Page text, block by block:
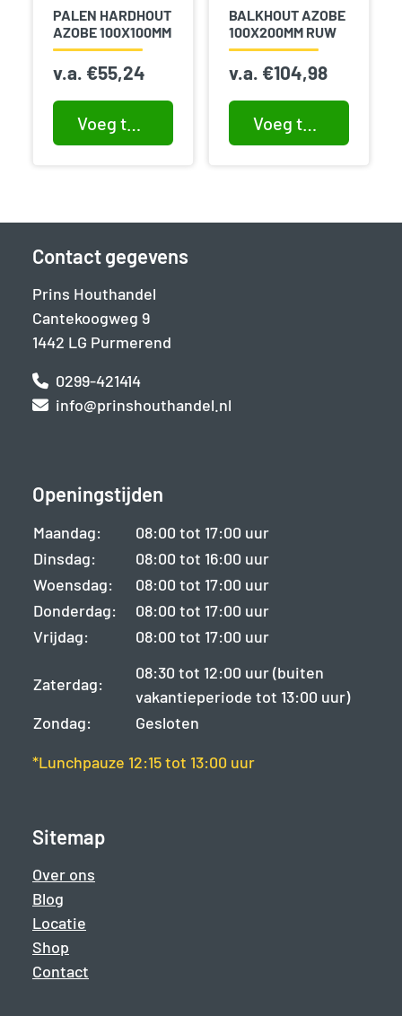
PALEN HARDHOUT
AZOBE 100X100MM
v.a. €55,24
Voeg toe aan winkelwagen
BALKHOUT AZOBE
100X200MM RUW
v.a. €104,98
Voeg toe aan winkelwagen
Contact gegevens
Prins Houthandel
Cantekoogweg 9
1442 LG Purmerend
0299-421414
info@prinshouthandel.nl
Openingstijden
Maandag:
08:00 tot 17:00 uur
Dinsdag:
08:00 tot 16:00 uur
Woensdag:
08:00 tot 17:00 uur
Donderdag:
08:00 tot 17:00 uur
Vrijdag:
08:00 tot 17:00 uur
Zaterdag:
08:30 tot 12:00 uur (buiten
vakantieperiode tot 13:00 uur)
Zondag:
Gesloten
*Lunchpauze 12:15 tot 13:00 uur
Sitemap
Over ons
Blog
Locatie
Shop
Contact